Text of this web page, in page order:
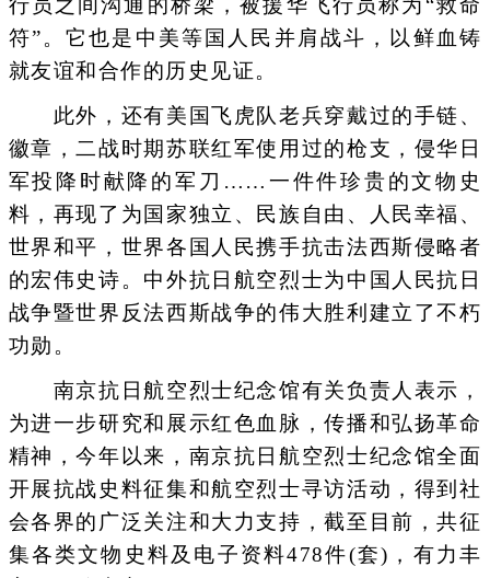
行员之间沟通的桥梁，被援华飞行员称为“救命
符”。它也是中美等国人民并肩战斗，以鲜血铸
就友谊和合作的历史见证。
此外，还有美国飞虎队老兵穿戴过的手链、
徽章，二战时期苏联红军使用过的枪支，侵华日
军投降时献降的军刀……一件件珍贵的文物史
料，再现了为国家独立、民族自由、人民幸福、
世界和平，世界各国人民携手抗击法西斯侵略者
的宏伟史诗。中外抗日航空烈士为中国人民抗日
战争暨世界反法西斯战争的伟大胜利建立了不朽
功勋。
南京抗日航空烈士纪念馆有关负责人表示，
为进一步研究和展示红色血脉，传播和弘扬革命
精神，今年以来，南京抗日航空烈士纪念馆全面
开展抗战史料征集和航空烈士寻访活动，得到社
会各界的广泛关注和大力支持，截至目前，共征
集各类文物史料及电子资料478件(套)，有力丰